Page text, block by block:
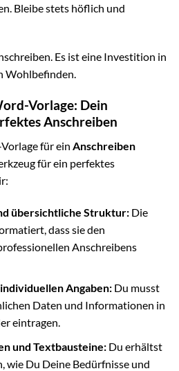
Bleibe stets höflich und
Es ist eine Investition in
Wohlbefinden.
Vorlage: Dein
Anschreiben
für ein Anschreiben
für ein perfektes
übersichtliche Struktur:Die
dass sie den
Anschreibens
Angaben:Du musst
Daten und Informationen in
eintragen.
und Textbausteine:Du erhältst
wie Du Deine Bedürfnisse und